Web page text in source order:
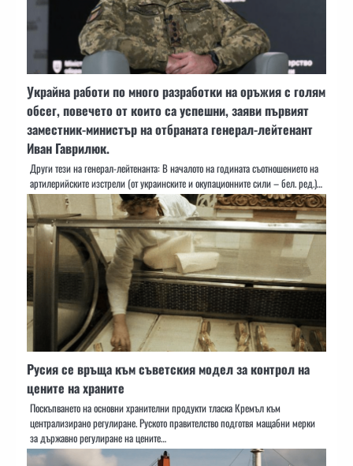
Украйна работи по много разработки на оръжия с голям
обсег, повечето от които са успешни, заяви първият
заместник-министър на отбраната генерал-лейтенант
Иван Гаврилюк.
Други тези на генерал-лейтенанта: В началото на годината съотношението на
артилерийските изстрели (от украинските и окупационните сили – бел. ред.)…
Русия се връща към съветския модел за контрол на
цените на храните
Поскъпването на основни хранителни продукти тласка Кремъл към
централизирано регулиране. Руското правителство подготвя мащабни мерки
за държавно регулиране на цените…